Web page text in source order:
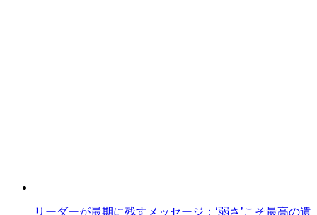
リーダーが最期に残すメッセージ：‘弱さ’こそ最高の遺